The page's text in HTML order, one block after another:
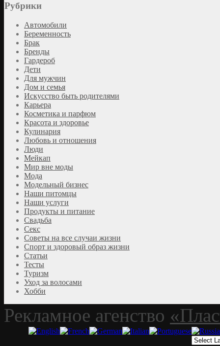
Рубрики
Автомобили
Беременность
Брак
Бренды
Гардероб
Дети
Для мужчин
Дом и семья
Искусство быть родителями
Карьера
Косметика и парфюм
Красота и здоровье
Кулинария
Любовь и отношения
Люди
Мейкап
Мир вне моды
Мода
Модельный бизнес
Наши питомцы
Наши услуги
Продукты и питание
Свадьба
Секс
Советы на все случаи жизни
Спорт и здоровый образ жизни
Статьи
Тесты
Туризм
Уход за волосами
Хобби
Рекламное агенство